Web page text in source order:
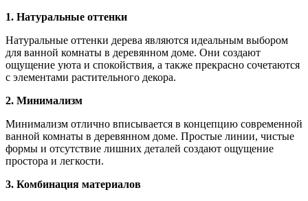
1. Натуральные оттенки
Натуральные оттенки дерева являются идеальным выбором
для ванной комнаты в деревянном доме. Они создают
ощущение уюта и спокойствия, а также прекрасно сочетаются
с элементами растительного декора.
2. Минимализм
Минимализм отлично вписывается в концепцию современной
ванной комнаты в деревянном доме. Простые линии, чистые
формы и отсутствие лишних деталей создают ощущение
простора и легкости.
3. Комбинация материалов